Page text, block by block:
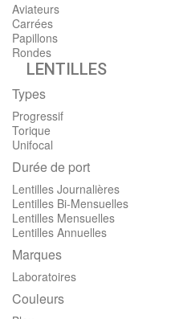
Aviateurs
Carrées
Papillons
Rondes
LENTILLES
Types
Progressif
Torique
Unifocal
Durée de port
Lentilles Journalières
Lentilles Bi-Mensuelles
Lentilles Mensuelles
Lentilles Annuelles
Marques
Laboratoires
Couleurs